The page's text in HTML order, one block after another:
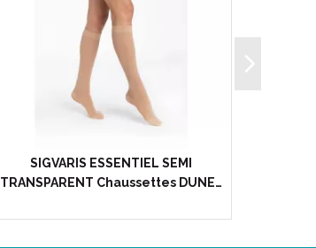
SIGVARIS ESSENTIEL SEMI
TRANSPARENT Chaussettes DUNE…